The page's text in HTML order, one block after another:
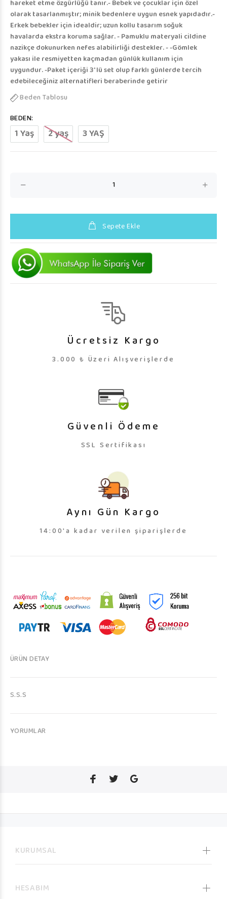
hareket etme özgürlüğü tanır.- Bebek ve çocuklar için özel
olarak tasarlanmıştır; minik bedenlere uygun esnek yapıdadır.-
Erkek bebekler için idealdir; uzun kollu tasarım soğuk
havalarda ekstra koruma sağlar. - Pamuklu materyali cildine
nazikçe dokunurken nefes alabilirliği destekler. - -Gömlek
yakası ile resmiyetten kaçmadan günlük kullanım için
uygundur. -Paket içeriği 3' lü set olup farklı günlerde tercih
edebileceğiniz alternatifleri beraberinde getirir
Beden Tablosu
BEDEN:
1 Yaş 2 yaş 3 YAŞ
Sepete Ekle
Ücretsiz Kargo
3.000 ₺ Üzeri Alışverişlerde
Güvenli Ödeme
SSL Sertifikası
Aynı Gün Kargo
14:00'a kadar verilen şiparişlerde
ÜRÜN DETAY
S.S.S
YORUMLAR
KURUMSAL
HESABIM